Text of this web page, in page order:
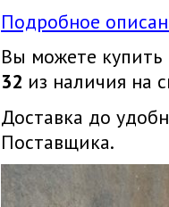
Подробное
Вы можете
32 из наличия на
Доставка до
Поставщика.